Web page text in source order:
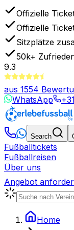
Offizielle
Offizielle
Sitzplätze
50k+
9.3
aus 1554
WhatsApp
Search
Fußballtickets
Fußballreisen
Über uns
Angebot
Home